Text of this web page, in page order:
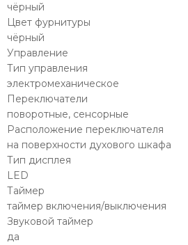
чёрный
Цвет фурнитуры
чёрный
Управление
Тип управления
электромеханическое
Переключатели
поворотные, сенсорные
Расположение переключателя
на поверхности духового шкафа
Тип дисплея
LED
Таймер
таймер включения/выключения
Звуковой таймер
да